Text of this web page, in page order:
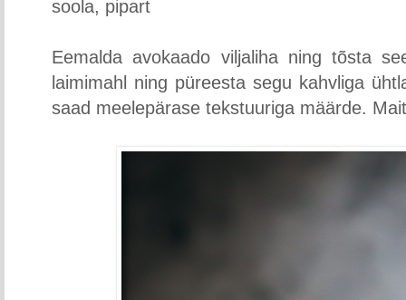
soola, pipart
Eemalda avokaado viljaliha ning tõsta
laimimahl ning püreesta segu kahvliga
saad meelepärase tekstuuriga määrde.